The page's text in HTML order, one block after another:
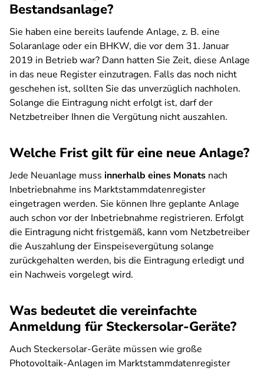
Bestandsanlage?
Sie haben eine bereits laufende Anlage, z. B. eine
Solaranlage oder ein BHKW, die vor dem 31. Januar
2019 in Betrieb war? Dann hatten Sie Zeit, diese Anlage
in das neue Register einzutragen. Falls das noch nicht
geschehen ist, sollten Sie das unverzüglich nachholen.
Solange die Eintragung nicht erfolgt ist, darf der
Netzbetreiber Ihnen die Vergütung nicht auszahlen.
Welche Frist gilt für eine neue Anlage?
Jede Neuanlage muss innerhalb eines Monats nach
Inbetriebnahme ins Marktstammdatenregister
eingetragen werden. Sie können Ihre geplante Anlage
auch schon vor der Inbetriebnahme registrieren. Erfolgt
die Eintragung nicht fristgemäß, kann vom Netzbetreiber
die Auszahlung der Einspeisevergütung solange
zurückgehalten werden, bis die Eintragung erledigt und
ein Nachweis vorgelegt wird.
Was bedeutet die vereinfachte
Anmeldung für Steckersolar-Geräte?
Auch Steckersolar-Geräte müssen wie große
Photovoltaik-Anlagen im Marktstammdatenregister